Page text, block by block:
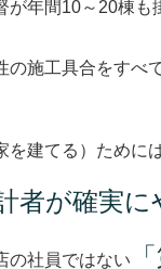
が年間10～20棟も
の施工具合をすべ
建てる）ためには
者が確実に
の社員ではない